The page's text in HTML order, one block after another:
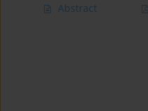
Abstract